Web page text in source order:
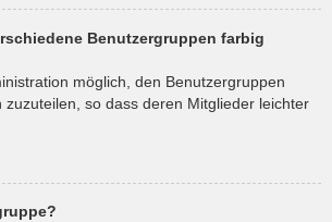
Benutzergruppen farbig
möglich, den Benutzergruppen
so dass deren Mitglieder leichter